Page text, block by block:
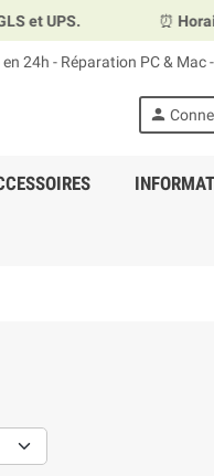
⏰ Mardi,
24h - Réparation PC & Mac
person